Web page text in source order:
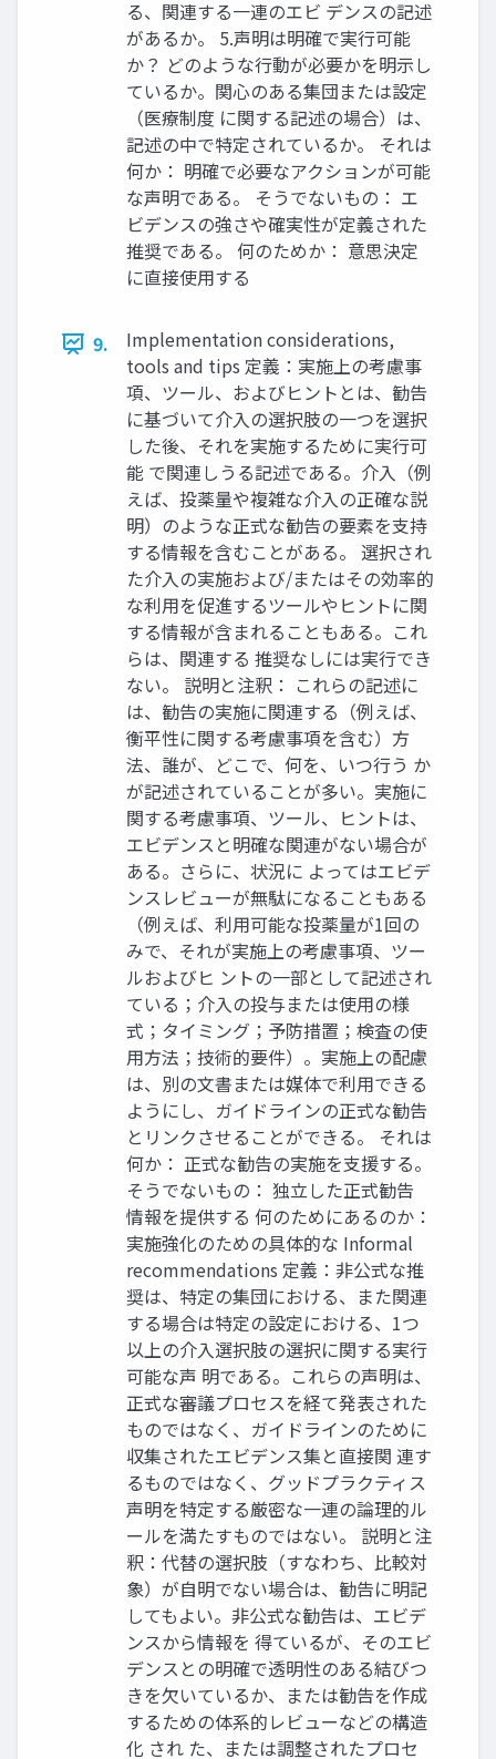
る、関連する一連のエビ デンスの記述
があるか。 5.声明は明確で実行可能
か？ どのような行動が必要かを明示し
ているか。関心のある集団または設定
（医療制度 に関する記述の場合）は、
記述の中で特定されているか。 それは
何か： 明確で必要なアクションが可能
な声明である。 そうでないもの： エ
ビデンスの強さや確実性が定義された
推奨である。 何のためか： 意思決定
に直接使用する
9.
Implementation considerations,
tools and tips 定義：実施上の考慮事
項、ツール、およびヒントとは、勧告
に基づいて介入の選択肢の一つを選択
した後、それを実施するために実行可
能 で関連しうる記述である。介入（例
えば、投薬量や複雑な介入の正確な説
明）のような正式な勧告の要素を支持
する情報を含むことがある。 選択され
た介入の実施および/またはその効率的
な利用を促進するツールやヒントに関
する情報が含まれることもある。これ
らは、関連する 推奨なしには実行でき
ない。 説明と注釈： これらの記述に
は、勧告の実施に関連する（例えば、
衡平性に関する考慮事項を含む）方
法、誰が、どこで、何を、いつ行う か
が記述されていることが多い。実施に
関する考慮事項、ツール、ヒントは、
エビデンスと明確な関連がない場合が
ある。さらに、状況に よってはエビデ
ンスレビューが無駄になることもある
（例えば、利用可能な投薬量が1回の
みで、それが実施上の考慮事項、ツー
ルおよびヒ ントの一部として記述され
ている；介入の投与または使用の様
式；タイミング；予防措置；検査の使
用方法；技術的要件）。実施上の配慮
は、別の文書または媒体で利用できる
ようにし、ガイドラインの正式な勧告
とリンクさせることができる。 それは
何か： 正式な勧告の実施を支援する。
そうでないもの： 独立した正式勧告
情報を提供する 何のためにあるのか：
実施強化のための具体的な Informal
recommendations 定義：非公式な推
奨は、特定の集団における、また関連
する場合は特定の設定における、1つ
以上の介入選択肢の選択に関する実行
可能な声 明である。これらの声明は、
正式な審議プロセスを経て発表された
ものではなく、ガイドラインのために
収集されたエビデンス集と直接関 連す
るものではなく、グッドプラクティス
声明を特定する厳密な一連の論理的ル
ールを満たすものではない。 説明と注
釈：代替の選択肢（すなわち、比較対
象）が自明でない場合は、勧告に明記
してもよい。非公式な勧告は、エビデ
ンスから情報を 得ているが、そのエビ
デンスとの明確で透明性のある結びつ
きを欠いているか、または勧告を作成
するための体系的レビューなどの構造
化 され た、または調整されたプロセ